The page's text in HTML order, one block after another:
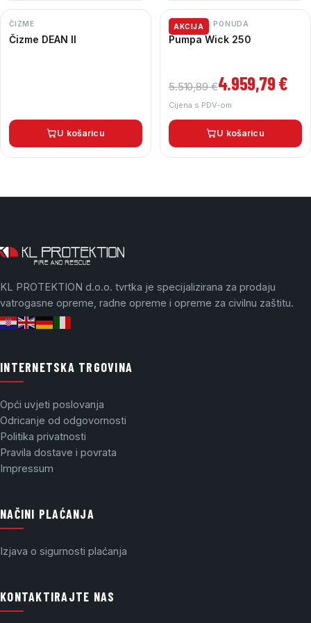
ČIZME
Čizme DEAN II
U košaricu
AKCIJA
AKCIJSKA PONUDA
Pumpa Wick 250
5.510,89€
Izvorna cijena bila je:
4.959,79€
Trenutna cijena je: 4.959,79 €.
Cijena s PDV-om
U košaricu
KL PROTEKTION d.o.o. tvrtka je specijalizirana za prodaju
vatrogasne opreme, radne opreme i opreme za civilnu zaštitu.
INTERNETSKA TRGOVINA
Opći uvjeti poslovanja
Odricanje od odgovornosti
Politika privatnosti
Pravila dostave i povrata
Impressum
NAČINI PLAĆANJA
Izjava o sigurnosti plaćanja
KONTAKTIRAJTE NAS